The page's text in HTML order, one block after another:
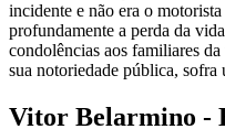
incidente e não era o
profundamente a perda da
condolências aos familiares
sua notoriedade pública, sofra
Vitor Belarmino -